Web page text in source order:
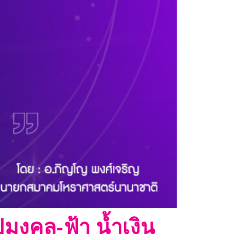
งคล-ฟ้า น้ำเงิน